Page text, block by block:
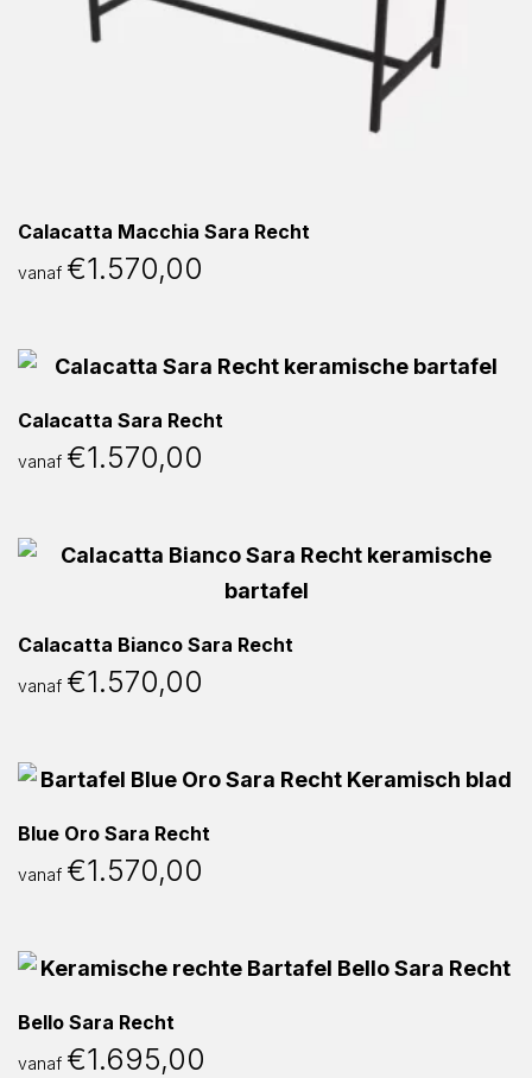
Calacatta Macchia Sara Recht
vanaf €1.570,00
Calacatta Sara Recht
vanaf €1.570,00
Calacatta Bianco Sara Recht
vanaf €1.570,00
Blue Oro Sara Recht
vanaf €1.570,00
Bello Sara Recht
vanaf €1.695,00